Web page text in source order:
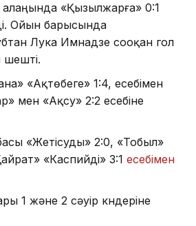
«Қызылжарға» 0:1
Ойын барысында
Лука Имнадзе сооқан гол
шешті.
«Ақтөбеге» 1:4, есебімен
мен «Ақсу» 2:2 есебіне
«Жетісуды» 2:0, «Тобыл»
«Каспийді» 3:1 есебімен
1 және 2 сәуір күндеріне